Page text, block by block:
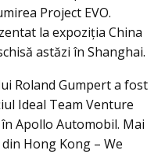
Project EVO.
la expoziţia China
astăzi în Shanghai.
Roland Gumpert a fost
Ideal Team Venture
Apollo Automobil. Mai
Hong Kong – We